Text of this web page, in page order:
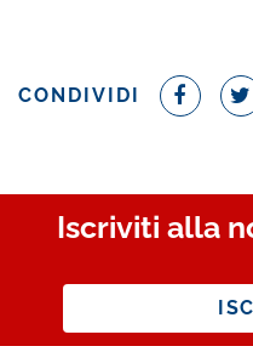
CONDIVIDI
Iscriviti alla